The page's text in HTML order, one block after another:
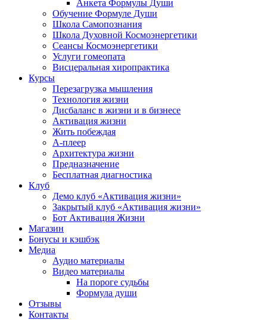
Анкета Формулы Души
Обучение Формуле Души
Школа Самопознания
Школа Духовной Космоэнергетики
Сеансы Космоэнергетики
Услуги гомеопата
Висцеральная хиропрактика
Курсы
Перезагрузка мышления
Технология жизни
Дисбаланс в жизни и в бизнесе
Активация жизни
Жить побеждая
А-плеер
Архитектура жизни
Предназначение
Бесплатная диагностика
Клуб
Демо клуб «Активация жизни»
Закрытый клуб «Активация жизни»
Бот Активация Жизни
Магазин
Бонусы и кэшбэк
Медиа
Аудио материалы
Видео материалы
На пороге судьбы
Формула души
Отзывы
Контакты